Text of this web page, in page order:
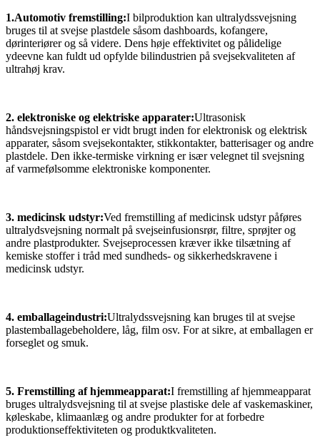
1.Automotiv fremstilling:I bilproduktion kan ultralydssvejsning
bruges til at svejse plastdele såsom dashboards, kofangere,
dørinteriører og så videre. Dens høje effektivitet og pålidelige
ydeevne kan fuldt ud opfylde bilindustrien på svejsekvaliteten af ​​
ultrahøj krav.
2. elektroniske og elektriske apparater:Ultrasonisk
håndsvejsningspistol er vidt brugt inden for elektronisk og elektrisk
apparater, såsom svejsekontakter, stikkontakter, batterisager og andre
plastdele. Den ikke-termiske virkning er især velegnet til svejsning
af varmefølsomme elektroniske komponenter.
3. medicinsk udstyr:Ved fremstilling af medicinsk udstyr påføres
ultralydsvejsning normalt på svejseinfusionsrør, filtre, sprøjter og
andre plastprodukter. Svejseprocessen kræver ikke tilsætning af
kemiske stoffer i tråd med sundheds- og sikkerhedskravene i
medicinsk udstyr.
4. emballageindustri:Ultralydssvejsning kan bruges til at svejse
plastemballagebeholdere, låg, film osv. For at sikre, at emballagen er
forseglet og smuk.
5. Fremstilling af hjemmeapparat:I fremstilling af hjemmeapparat
bruges ultralydsvejsning til at svejse plastiske dele af vaskemaskiner,
køleskabe, klimaanlæg og andre produkter for at forbedre
produktionseffektiviteten og produktkvaliteten.